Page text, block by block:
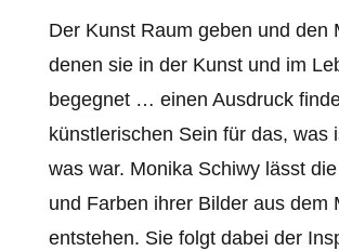
Der Kunst Raum geben und den
denen sie in der Kunst und im
begegnet … einen Ausdruck
künstlerischen Sein für das, was
was war. Monika Schiwy lässt
und Farben ihrer Bilder aus dem
entstehen. Sie folgt dabei der